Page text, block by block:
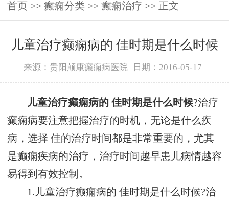
首页 >> 癫痫分类 >> 癫痫治疗 >> 正文
儿童治疗癫痫病的 佳时期是什么时候
来源：贵阳颠康癫痫病医院 日期：2016-05-17
儿童治疗癫痫病的 佳时期是什么时候?治疗
癫痫病要注意把握治疗的时机，无论是什么疾
病，选择 佳的治疗时间都是非常重要的，尤其
是癫痫疾病的治疗，治疗时间越早患儿病情越容
易得到有效控制。
1.儿童治疗癫痫病的 佳时期是什么时候?治